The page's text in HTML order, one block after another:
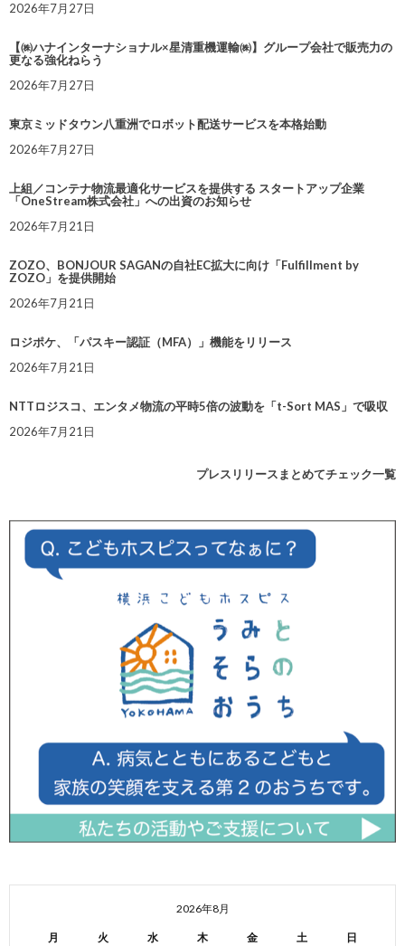
2026年7月27日
【㈱ハナインターナショナル×星清重機運輸㈱】グループ会社で販売力の
更なる強化ねらう
2026年7月27日
東京ミッドタウン八重洲でロボット配送サービスを本格始動
2026年7月27日
上組／コンテナ物流最適化サービスを提供する スタートアップ企業
「OneStream株式会社」への出資のお知らせ
2026年7月21日
ZOZO、BONJOUR SAGANの自社EC拡大に向け「Fulfillment by
ZOZO」を提供開始
2026年7月21日
ロジポケ、「パスキー認証（MFA）」機能をリリース
2026年7月21日
NTTロジスコ、エンタメ物流の平時5倍の波動を「t-Sort MAS」で吸収
2026年7月21日
プレスリリースまとめてチェック一覧
2026年8月
月 火 水 木 金 土 日